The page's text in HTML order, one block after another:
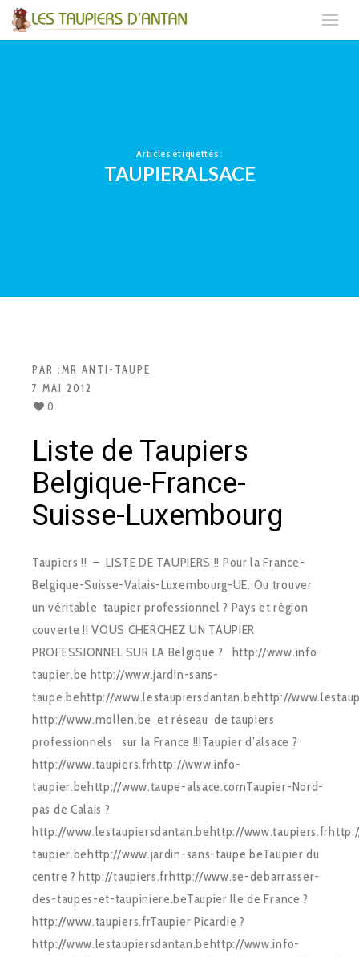
Articles étiquettés :
TAUPIERALSACE
PAR :MR ANTI-TAUPE
7 MAI 2012
0
Liste de Taupiers
Belgique-France-
Suisse-Luxembourg
Taupiers !! – LISTE DE TAUPIERS !! Pour la France-
Belgique-Suisse-Valais-Luxembourg-UE. Ou trouver
un véritable taupier professionnel ? Pays et région
couverte !! VOUS CHERCHEZ UN TAUPIER
PROFESSIONNEL SUR LA Belgique ? http://www.info-
taupier.be http://www.jardin-sans-
taupe.behttp://www.lestaupiersdantan.behttp://
http://www.mollen.be et réseau de taupiers
professionnels sur la France !!!Taupier d’alsace ?
http://www.taupiers.frhttp://www.info-
taupier.behttp://www.taupe-alsace.comTaupier-Nord-
pas de Calais ?
http://www.lestaupiersdantan.behttp://
taupier.behttp://www.jardin-sans-taupe.beTaupier du
centre ? http://taupiers.frhttp://www.se-debarrasser-
des-taupes-et-taupiniere.beTaupier Ile de France ?
http://www.taupiers.frTaupier Picardie ?
http://www.lestaupiersdantan.behttp://www.info-